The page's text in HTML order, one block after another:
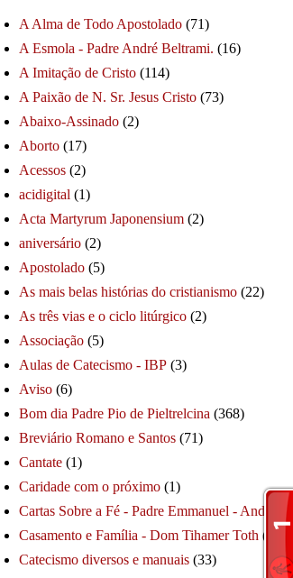
A Alma de Todo Apostolado (71)
A Esmola - Padre André Beltrami. (16)
A Imitação de Cristo (114)
A Paixão de N. Sr. Jesus Cristo (73)
Abaixo-Assinado (2)
Aborto (17)
Acessos (2)
acidigital (1)
Acta Martyrum Japonensium (2)
aniversário (2)
Apostolado (5)
As mais belas histórias do cristianismo (22)
As três vias e o ciclo litúrgico (2)
Associação (5)
Aulas de Catecismo - IBP (3)
Aviso (6)
Bom dia Padre Pio de Pieltrelcina (368)
Breviário Romano e Santos (71)
Cantate (1)
Caridade com o próximo (1)
Cartas Sobre a Fé - Padre Emmanuel - André
Casamento e Família - Dom Tihamer Toth (115)
Catecismo diversos e manuais (33)